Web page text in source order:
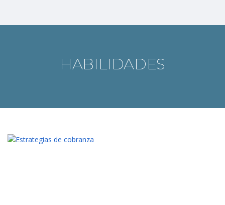
HABILIDADES